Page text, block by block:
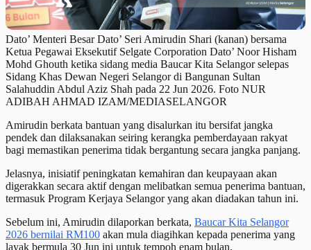
Dato’ Menteri Besar Dato’ Seri Amirudin Shari (kanan) bersama
Ketua Pegawai Eksekutif Selgate Corporation Dato’ Noor Hisham
Mohd Ghouth ketika sidang media Baucar Kita Selangor selepas
Sidang Khas Dewan Negeri Selangor di Bangunan Sultan
Salahuddin Abdul Aziz Shah pada 22 Jun 2026. Foto NUR
ADIBAH AHMAD IZAM/MEDIASELANGOR
Amirudin berkata bantuan yang disalurkan itu bersifat jangka
pendek dan dilaksanakan seiring kerangka pemberdayaan rakyat
bagi memastikan penerima tidak bergantung secara jangka panjang.
Jelasnya, inisiatif peningkatan kemahiran dan keupayaan akan
digerakkan secara aktif dengan melibatkan semua penerima bantuan,
termasuk Program Kerjaya Selangor yang akan diadakan tahun ini.
Sebelum ini, Amirudin dilaporkan berkata, Baucar Kita Selangor
2026 bernilai RM100 akan mula diagihkan kepada penerima yang
layak bermula 30 Jun ini untuk tempoh enam bulan.